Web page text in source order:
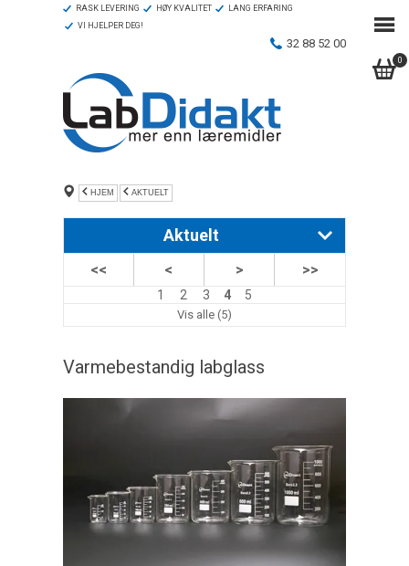
0
RASK LEVERING HØY KVALITET
LANG ERFARING
VI HJELPER DEG!
32 88 52 00
HJEM AKTUELT
Aktuelt
PASCOs trådløse sensorer
PASCOs programvarer for datalogging
CASIOs skolemodeller 2018
Her finner du oss nå !
CASIO CG0 brosjyre
<< < > >>
1 2 3 4 5
Vis alle (5)
Varmebestandig labglass